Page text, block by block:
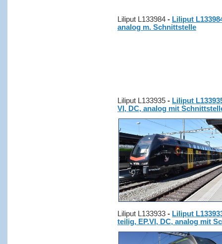
Liliput L133984 - Liliput
analog m. Schnittstelle
Liliput L133935 - Liliput
VI, DC, analog mit
Liliput L133933 - Liliput
teilig, EP.VI, DC, analog mit